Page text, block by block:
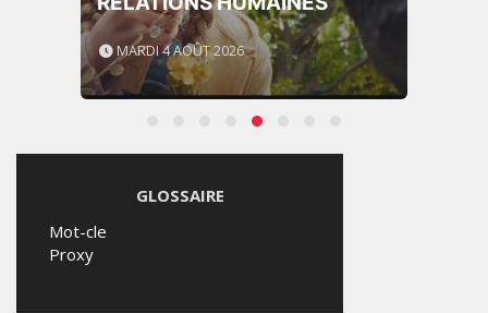
MARDI 4 AOÛT 2026
GLOSSAIRE
Mot-cle
Proxy